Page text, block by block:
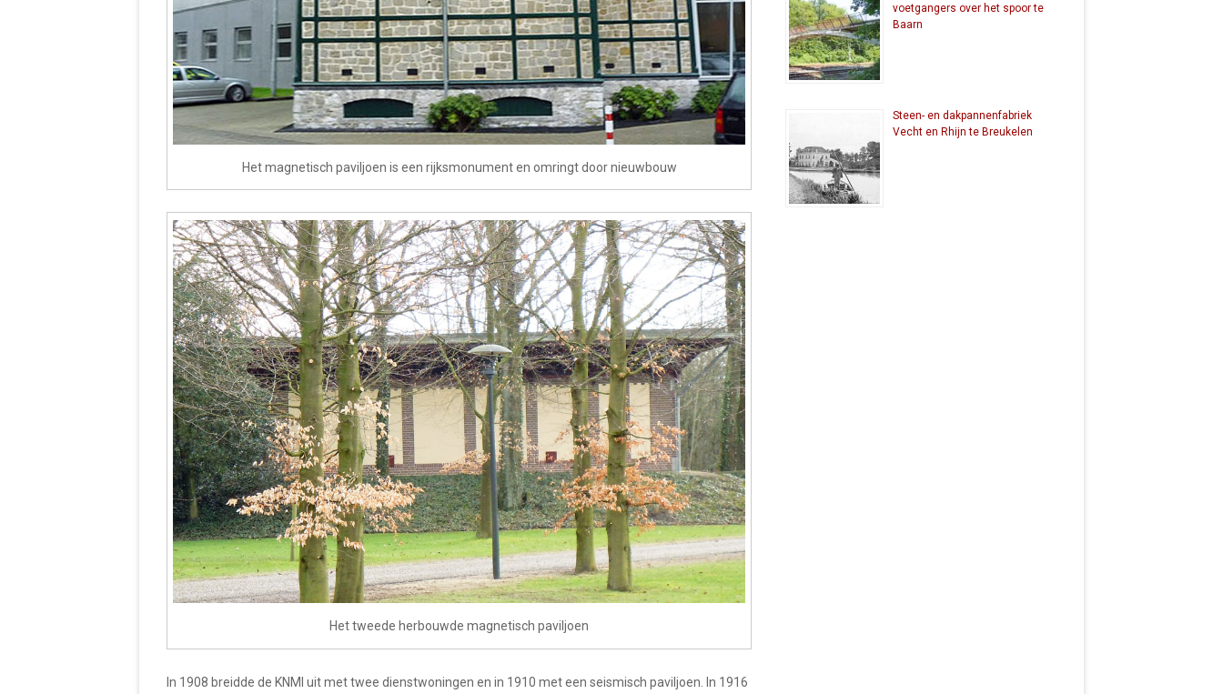
Het magnetisch paviljoen is een rijksmonument en omringt door nieuwbouw
Het tweede herbouwde magnetisch paviljoen
In 1908 breidde de KNMI uit met twee dienstwoningen en in 1910 met een seismisch paviljoen. In 1916
voetgangers over het spoor te
Baarn
Steen- en dakpannenfabriek
Vecht en Rhijn te Breukelen